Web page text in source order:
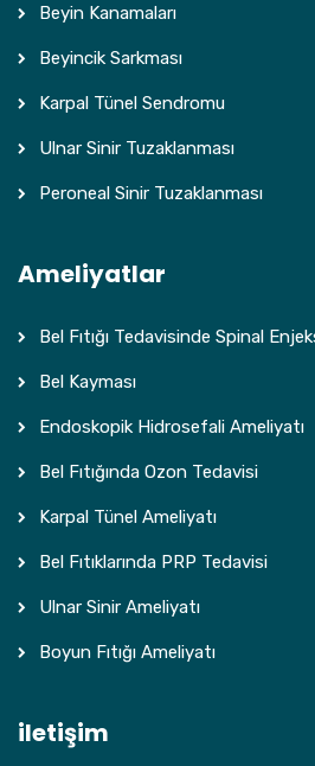
Beyin Kanamaları
Beyincik Sarkması
Karpal Tünel Sendromu
Ulnar Sinir Tuzaklanması
Peroneal Sinir Tuzaklanması
Ameliyatlar
Bel Fıtığı Tedavisinde Spinal
Bel Kayması
Endoskopik Hidrosefali Ameliyatı
Bel Fıtığında Ozon Tedavisi
Karpal Tünel Ameliyatı
Bel Fıtıklarında PRP Tedavisi
Ulnar Sinir Ameliyatı
Boyun Fıtığı Ameliyatı
iletişim